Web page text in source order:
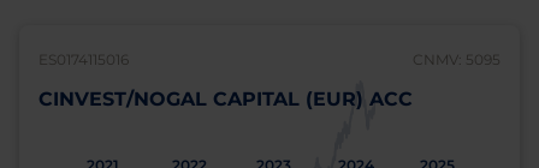
ES0174115016 CNMV: 5095
CINVEST/NOGAL CAPITAL (EUR) ACC